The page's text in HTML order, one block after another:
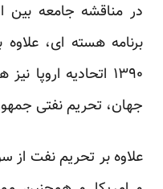
در مناقشه جامعه بین
۱۳۹۰ اتحادیه
جهان، تحریم نفتی